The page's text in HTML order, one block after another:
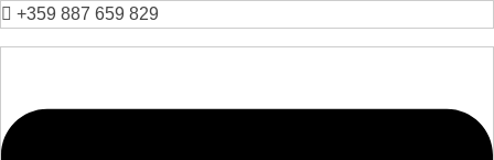
+359 887 659 829